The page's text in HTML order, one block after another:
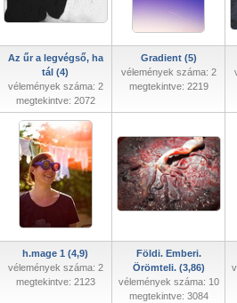
Az űr a legvégső, ha
tál (4)
vélemények száma: 2
megtekintve: 2072
Gradient (5)
vélemények száma: 2
megtekintve: 2219
h.mage 1 (4,9)
vélemények száma: 2
megtekintve: 2123
Földi. Emberi.
Örömteli. (3,86)
vélemények száma: 10
megtekintve: 3084